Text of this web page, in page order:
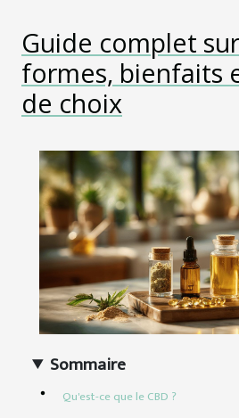
Guide complet
formes, bienfaits
de choix
Sommaire
Qu'est-ce que le CBD ?